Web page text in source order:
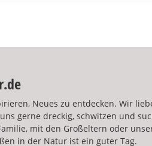
Neues zu entdecken. Wir
gerne dreckig, schwitzen und
mit den Großeltern oder
in der Natur ist ein guter Tag.